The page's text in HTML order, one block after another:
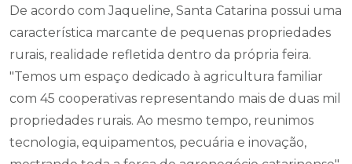
De acordo com Jaqueline, Santa Catarina possui uma
característica marcante de pequenas propriedades
rurais, realidade refletida dentro da própria feira.
"Temos um espaço dedicado à agricultura familiar
com 45 cooperativas representando mais de duas mil
propriedades rurais. Ao mesmo tempo, reunimos
tecnologia, equipamentos, pecuária e inovação,